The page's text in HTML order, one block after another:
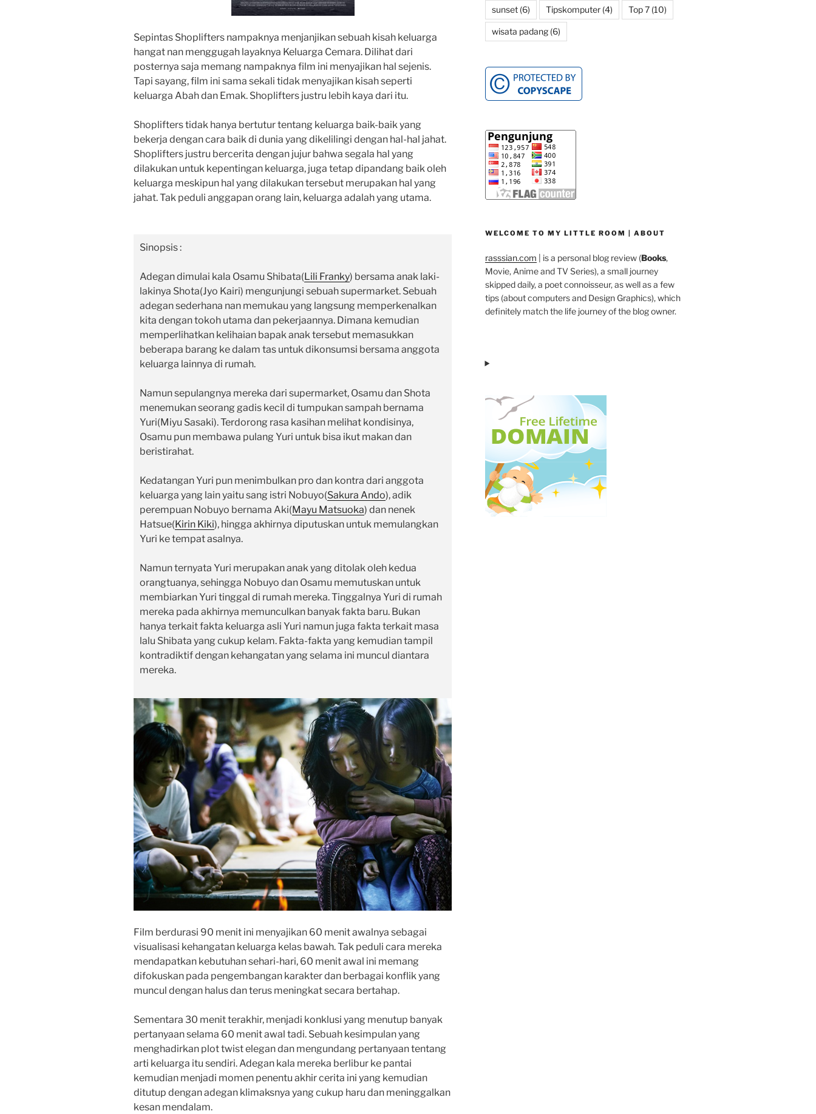
Sepintas Shoplifters nampaknya menjanjikan sebuah kisah keluarga
hangat nan menggugah layaknya Keluarga Cemara. Dilihat dari
posternya saja memang nampaknya film ini menyajikan hal sejenis.
Tapi sayang, film ini sama sekali tidak menyajikan kisah seperti
keluarga Abah dan Emak. Shoplifters justru lebih kaya dari itu.
Shoplifters tidak hanya bertutur tentang keluarga baik-baik yang
bekerja dengan cara baik di dunia yang dikelilingi dengan hal-hal jahat.
Shoplifters justru bercerita dengan jujur bahwa segala hal yang
dilakukan untuk kepentingan keluarga, juga tetap dipandang baik oleh
keluarga meskipun hal yang dilakukan tersebut merupakan hal yang
jahat. Tak peduli anggapan orang lain, keluarga adalah yang utama.
Sinopsis :
Adegan dimulai kala Osamu Shibata(Lili Franky) bersama anak laki-
lakinya Shota(Jyo Kairi) mengunjungi sebuah supermarket. Sebuah
adegan sederhana nan memukau yang langsung memperkenalkan
kita dengan tokoh utama dan pekerjaannya. Dimana kemudian
memperlihatkan kelihaian bapak anak tersebut memasukkan
beberapa barang ke dalam tas untuk dikonsumsi bersama anggota
keluarga lainnya di rumah.
Namun sepulangnya mereka dari supermarket, Osamu dan Shota
menemukan seorang gadis kecil di tumpukan sampah bernama
Yuri(Miyu Sasaki). Terdorong rasa kasihan melihat kondisinya,
Osamu pun membawa pulang Yuri untuk bisa ikut makan dan
beristirahat.
Kedatangan Yuri pun menimbulkan pro dan kontra dari anggota
keluarga yang lain yaitu sang istri Nobuyo(Sakura Ando), adik
perempuan Nobuyo bernama Aki(Mayu Matsuoka) dan nenek
Hatsue(Kirin Kiki), hingga akhirnya diputuskan untuk memulangkan
Yuri ke tempat asalnya.
Namun ternyata Yuri merupakan anak yang ditolak oleh kedua
orangtuanya, sehingga Nobuyo dan Osamu memutuskan untuk
membiarkan Yuri tinggal di rumah mereka. Tinggalnya Yuri di rumah
mereka pada akhirnya memunculkan banyak fakta baru. Bukan
hanya terkait fakta keluarga asli Yuri namun juga fakta terkait masa
lalu Shibata yang cukup kelam. Fakta-fakta yang kemudian tampil
kontradiktif dengan kehangatan yang selama ini muncul diantara
mereka.
Film berdurasi 90 menit ini menyajikan 60 menit awalnya sebagai
visualisasi kehangatan keluarga kelas bawah. Tak peduli cara mereka
mendapatkan kebutuhan sehari-hari, 60 menit awal ini memang
difokuskan pada pengembangan karakter dan berbagai konflik yang
muncul dengan halus dan terus meningkat secara bertahap.
Sementara 30 menit terakhir, menjadi konklusi yang menutup banyak
pertanyaan selama 60 menit awal tadi. Sebuah kesimpulan yang
menghadirkan plot twist elegan dan mengundang pertanyaan tentang
arti keluarga itu sendiri. Adegan kala mereka berlibur ke pantai
kemudian menjadi momen penentu akhir cerita ini yang kemudian
ditutup dengan adegan klimaksnya yang cukup haru dan meninggalkan
kesan mendalam.
sunset(6) Tipskomputer(4) Top 7(10)
wisata padang(6)
WELCOME TO MY LITTLE ROOM | ABOUT
rasssian.com | is a personal blog review (Books,
Movie, Anime and TV Series), a small journey
skipped daily, a poet connoisseur, as well as a few
tips (about computers and Design Graphics), which
definitely match the life journey of the blog owner.